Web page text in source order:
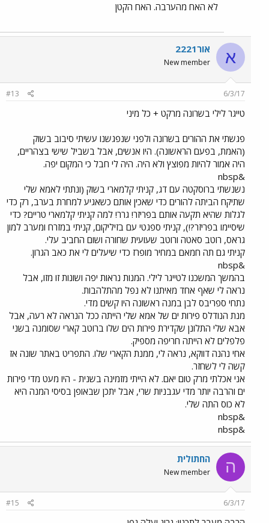
לא האח מהערבה. האח הקטן
א אור2221
New member
6/3/17
#13
טייגר לילי בשרונה מרקט + כל מיני
פגשתי את ההורים בשרונה ולפני שנפגשנו עשיתי סיבוב בשוק
(האמת, בפעם הראשונה). היו אנשים, אבל בשביל שישי בצהריים,
היה אמור להיות מפוצץ ולא היה. היה לי חבל כי המקום יפה.
&nbsp
נשנשתי ברוסקטה עם דג, קניתי קלמארי בשוק (ונתתי לאמא שלי
שתיקח הביתה להורים כדי שאכין אותם כשאגיע למחרת בערב, רק כדי
לגלות שהיא תקעה אותם בפריזר! גרר! למה קניתי קלמארי טריים? כדי
שיסיימו בפריזר?!), קניתי ספגטי עם בזיליקום, קניתי במזרח ומערב למון
גראס, רוטב סאטה ורוטב שעועית שחורה ושום החביב עלי.
קניתי גם תה חמאם במחיר מופרז כדי שיעלים לי את כאב הגרון.
&nbsp
בהמשך המשכנו לטייגר לילי. המנות נראות יפה ושונות זו מזו, אבל
נראה לי שאף אחד מאיתנו לא נפל מהתלהבות.
נתחי ספריבס לבן במנה ראשונה היו קשים מדי.
מנת הנודלס פירות ים של אמא שלי הייתה ככל הנראה לא רעה, אבל
אבא שלי התלונן שקדירת פירות הים שלו ברוטב קארי שסומנה בשני
פלפלים לא הייתה חריפה מספיק.
אחי נהנה דווקא, נראה לי, ממנת הקארי שלו. התפריט באתר שונה אז
קשה לי לשחזר.
אני אכלתי מרק טום יאם. לא הייתי מזמינה בשנית - היו מעט מדי פירות
ים והרבה יותר מדי עגבניות שרי, אבל יתכן שבאופן בסיסי המנה היא
לא כוס התה שלי.
&nbsp
&nbsp
ה החתולית
New member
6/3/17
#15